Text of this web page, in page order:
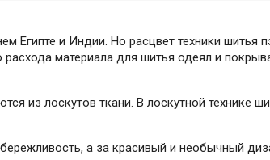
Египте и Индии. Но расцвет техники шитья
материала для шитья одеял и
из лоскутов ткани. В лоскутной технике
а за красивый и необычный